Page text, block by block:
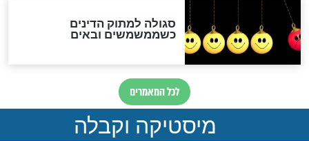
אחרית הימים
האם אפשר לחשב את הקץ?